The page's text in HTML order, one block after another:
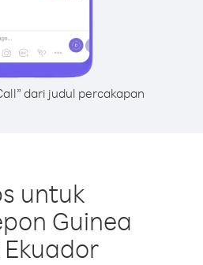
dari judul percakapan
untuk
Guinea